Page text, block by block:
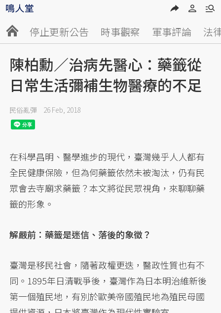
停止更新公告 時事觀察 軍事評論 法
陳柏勳／治病先醫心：藥籤從
日常生活彌補生物醫療的不足
民俗亂彈 26 Feb, 2018
在科學昌明、醫學進步的現代，臺灣幾乎人人都有
全民健康保險，但為何藥籤依然未被淘汰，仍有民
眾會去寺廟求藥籤？本文將從民眾視角，來聊聊藥
籤的形象。
解嚴前：藥籤是迷信、落後的象徵？
臺灣是移民社會，隨著政權更迭，醫政性質也有不
同。1895年日清戰爭後，臺灣作為日本明治維新後
第一個殖民地，有別於歐美帝國殖民地為殖民母國